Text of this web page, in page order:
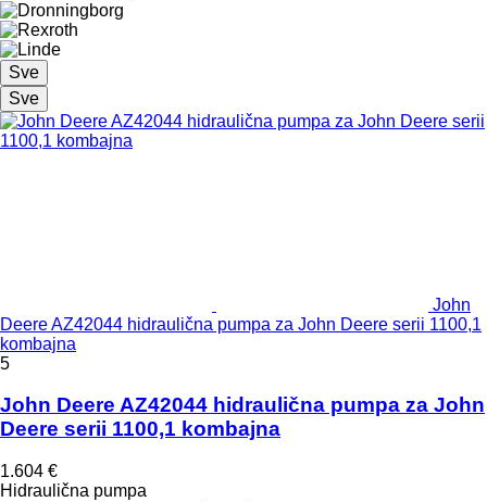
Sve
Sve
John
Deere AZ42044 hidraulična pumpa za John Deere serii 1100,1
kombajna
5
John Deere AZ42044 hidraulična pumpa za John
Deere serii 1100,1 kombajna
1.604 €
Hidraulična pumpa